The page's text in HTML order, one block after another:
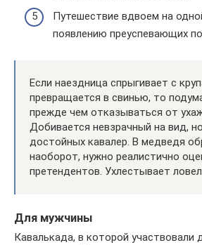
Путешествие вдвоем на
появлению преуспевающих
Если наездница спрыгивает с
превращается в свинью, то
прежде чем отказываться от
Добивается невзрачный на вид,
достойных кавалер. В медведя
наоборот, нужно реалистично
претендентов. Ухлестывает
Для мужчины
Кавалькада, в которой участвовали